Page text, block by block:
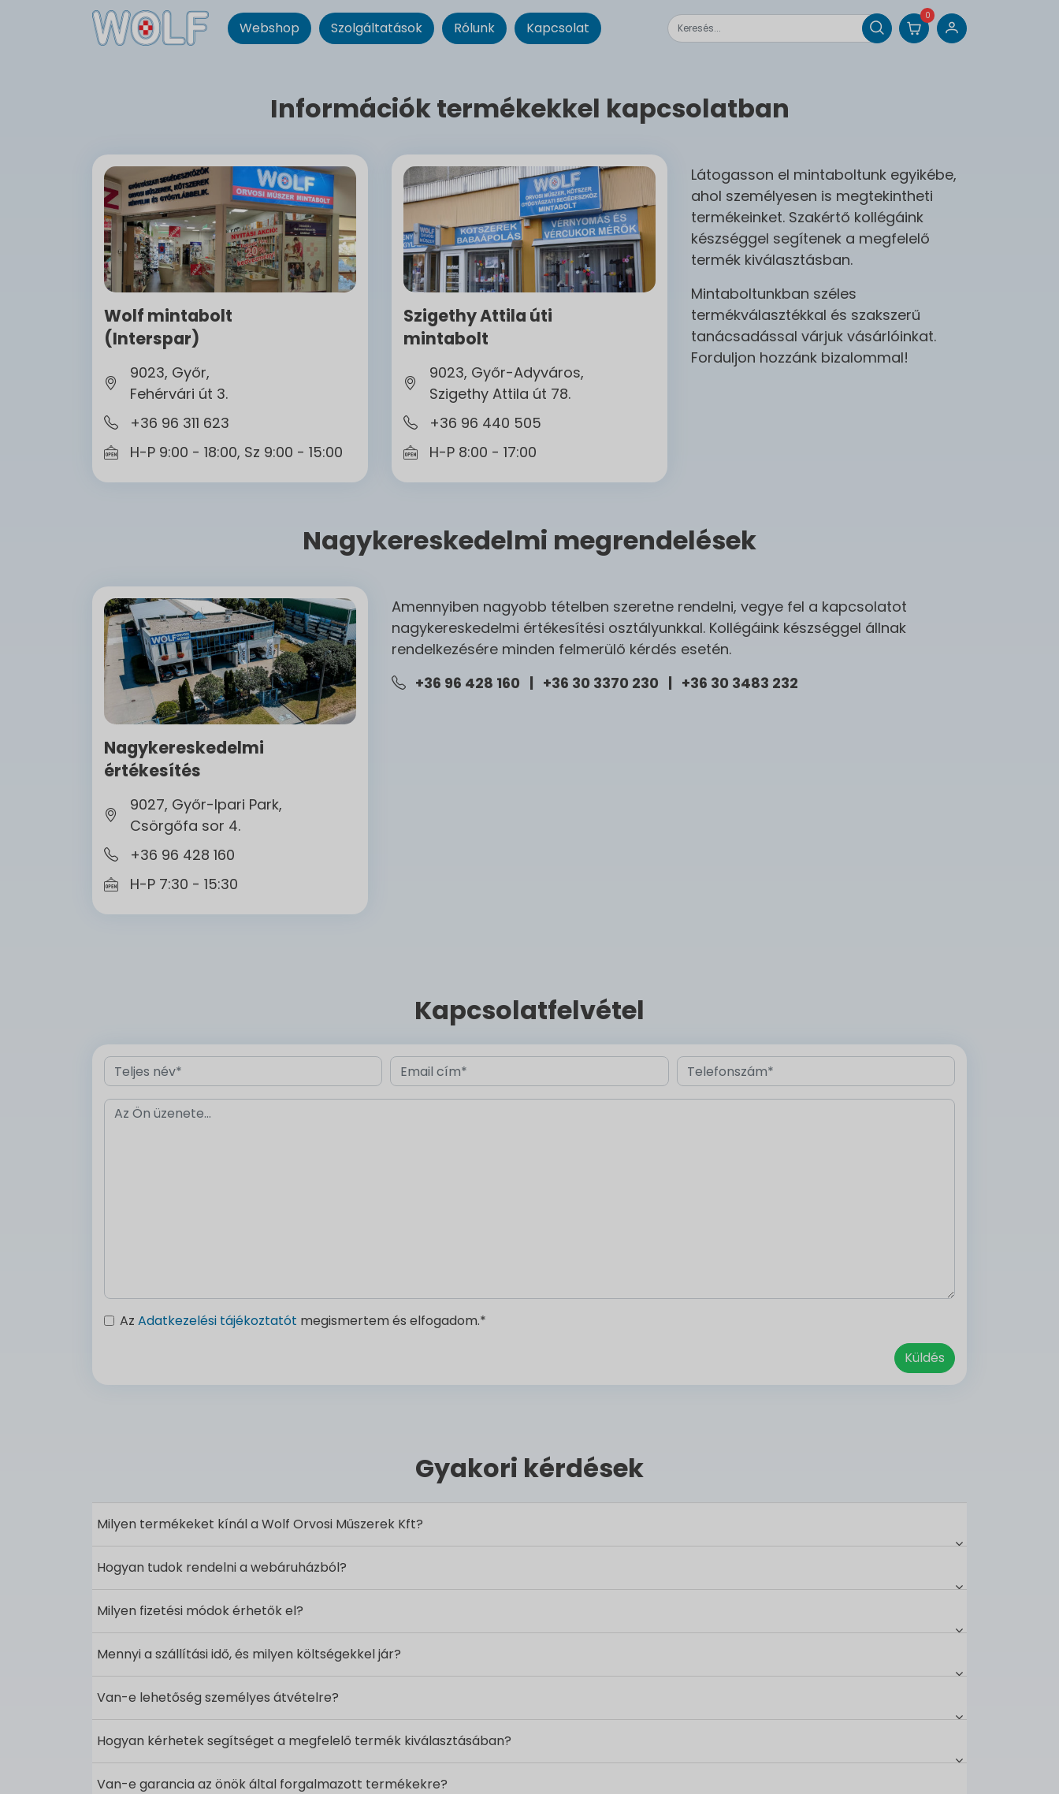
0
Webshop Szolgáltatások Rólunk Kapcsolat
Információk termékekkel kapcsolatban
Wolf mintabolt
(Interspar)
9023, Győr,
Fehérvári út 3.
+36 96 311 623
H-P 9:00 - 18:00, Sz 9:00 - 15:00
Szigethy Attila úti
mintabolt
9023, Győr-Adyváros,
Szigethy Attila út 78.
+36 96 440 505
H-P 8:00 - 17:00
Látogasson el mintaboltunk egyikébe,
ahol személyesen is megtekintheti
termékeinket. Szakértő kollégáink
készséggel segítenek a megfelelő
termék kiválasztásban.
Mintaboltunkban széles
termékválasztékkal és szakszerű
tanácsadással várjuk vásárlóinkat.
Forduljon hozzánk bizalommal!
Nagykereskedelmi megrendelések
Nagykereskedelmi
értékesítés
9027, Győr-Ipari Park,
Csörgőfa sor 4.
+36 96 428 160
H-P 7:30 - 15:30
Amennyiben nagyobb tételben szeretne rendelni, vegye fel a kapcsolatot
nagykereskedelmi értékesítési osztályunkkal. Kollégáink készséggel állnak
rendelkezésére minden felmerülő kérdés esetén.
+36 96 428 160 | +36 30 3370 230 | +36 30 3483 232
Kapcsolatfelvétel
Az Adatkezelési tájékoztatót megismertem és elfogadom.*
Küldés
Gyakori kérdések
Milyen termékeket kínál a Wolf Orvosi Műszerek Kft?
Hogyan tudok rendelni a webáruházból?
Milyen fizetési módok érhetők el?
Mennyi a szállítási idő, és milyen költségekkel jár?
Van-e lehetőség személyes átvételre?
Hogyan kérhetek segítséget a megfelelő termék kiválasztásában?
Van-e garancia az önök által forgalmazott termékekre?